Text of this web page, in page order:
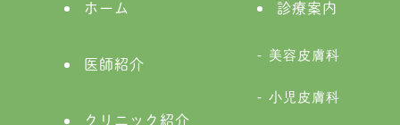
ホーム
医師紹介
クリニック紹介
診療案内
美容皮膚科
小児皮膚科